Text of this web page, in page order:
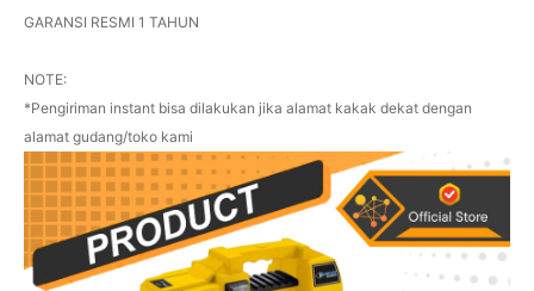
GARANSI RESMI 1 TAHUN
NOTE:
*Pengiriman instant bisa dilakukan jika alamat kakak dekat dengan
alamat gudang/toko kami